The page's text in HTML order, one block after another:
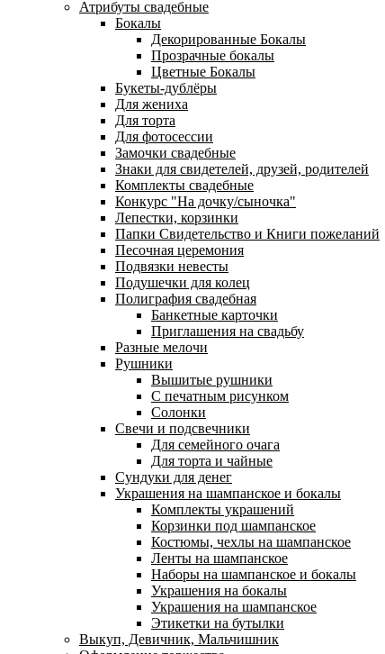
Атрибуты свадебные
Бокалы
Декорированные Бокалы
Прозрачные бокалы
Цветные Бокалы
Букеты-дублёры
Для жениха
Для торта
Для фотосессии
Замочки свадебные
Знаки для свидетелей, друзей, родителей
Комплекты свадебные
Конкурс "На дочку/сыночка"
Лепестки, корзинки
Папки Свидетельство и Книги пожеланий
Песочная церемония
Подвязки невесты
Подушечки для колец
Полиграфия свадебная
Банкетные карточки
Приглашения на свадьбу
Разные мелочи
Рушники
Вышитые рушники
С печатным рисунком
Солонки
Свечи и подсвечники
Для семейного очага
Для торта и чайные
Сундуки для денег
Украшения на шампанское и бокалы
Комплекты украшений
Корзинки под шампанское
Костюмы, чехлы на шампанское
Ленты на шампанское
Наборы на шампанское и бокалы
Украшения на бокалы
Украшения на шампанское
Этикетки на бутылки
Выкуп, Девичник, Мальчишник